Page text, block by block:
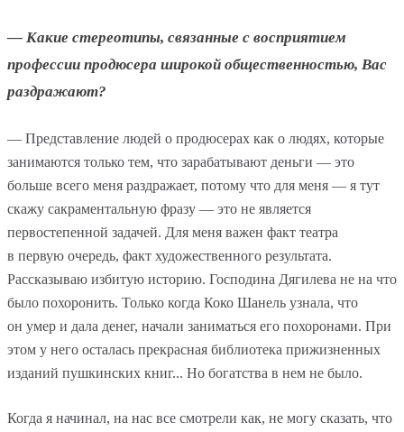
— Какие стереотипы, связанные с восприятием
профессии продюсера широкой общественностью, Вас
раздражают?
— Представление людей о продюсерах как о людях, которые
занимаются только тем, что зарабатывают деньги — это
больше всего меня раздражает, потому что для меня — я тут
скажу сакраментальную фразу — это не является
первостепенной задачей. Для меня важен факт театра
в первую очередь, факт художественного результата.
Рассказываю избитую историю. Господина Дягилева не на что
было похоронить. Только когда Коко Шанель узнала, что
он умер и дала денег, начали заниматься его похоронами. При
этом у него осталась прекрасная библиотека прижизненных
изданий пушкинских книг... Но богатства в нем не было.
Когда я начинал, на нас все смотрели как, не могу сказать, что